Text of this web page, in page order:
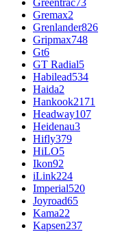
Greentrac73
Gremax2
Grenlander826
Gripmax748
Gt6
GT Radial5
Habilead534
Haida2
Hankook2171
Headway107
Heidenau3
Hifly379
HiLO5
Ikon92
iLink224
Imperial520
Joyroad65
Kama22
Kapsen237